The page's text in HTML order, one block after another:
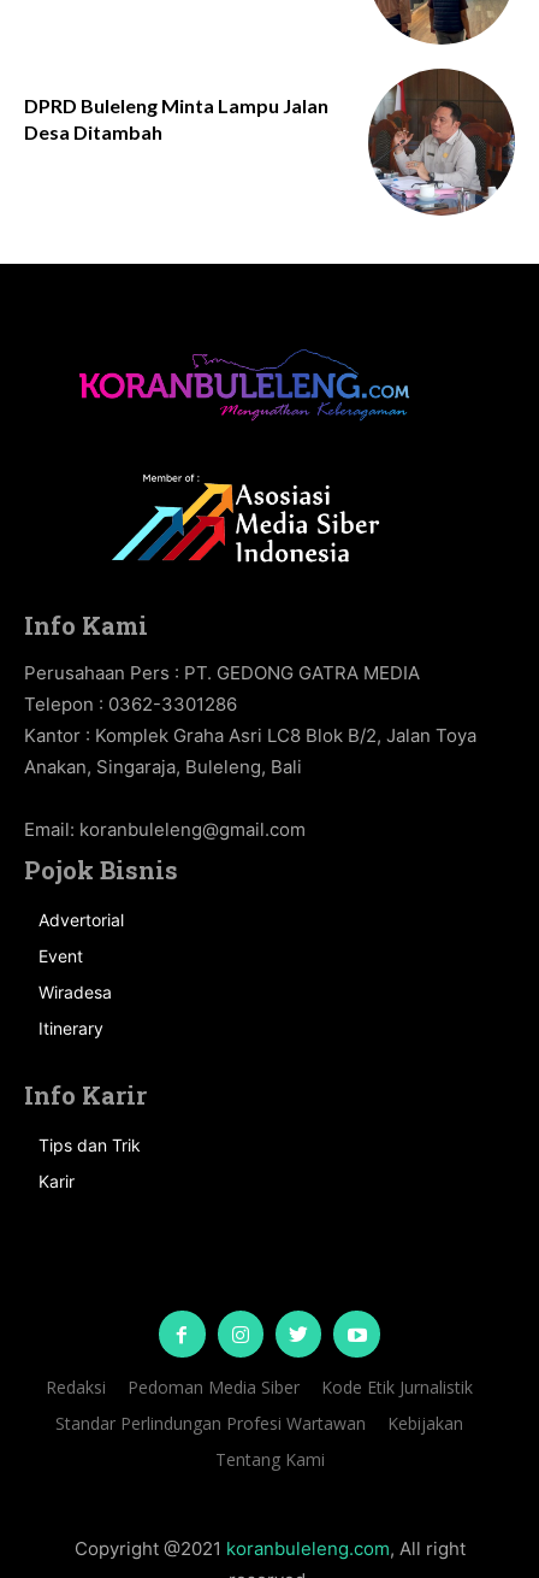
DPRD Buleleng Minta Lampu Jalan
Desa Ditambah
Info Kami
Perusahaan Pers : PT. GEDONG GATRA MEDIA
Telepon : 0362-3301286
Kantor : Komplek Graha Asri LC8 Blok B/2, Jalan Toya
Anakan, Singaraja, Buleleng, Bali
Email: koranbuleleng@gmail.com
Pojok Bisnis
Advertorial
Event
Wiradesa
Itinerary
Info Karir
Tips dan Trik
Karir
Redaksi Pedoman Media Siber
Kode Etik Jurnalistik
Standar Perlindungan Profesi Wartawan
Kebijakan
Tentang Kami
Copyright @2021 koranbuleleng.com, All right